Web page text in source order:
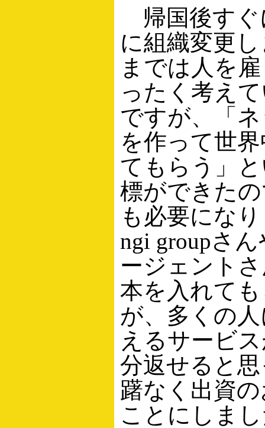
帰国後すぐ
に組織変更
までは人を
ったく考え
ですが、「
を作って世
てもらう」
標ができた
も必要にな
ngi groupさ
ージェント
本を入れて
が、多くの
えるサービ
分返せると
躇なく出資
ことにしま